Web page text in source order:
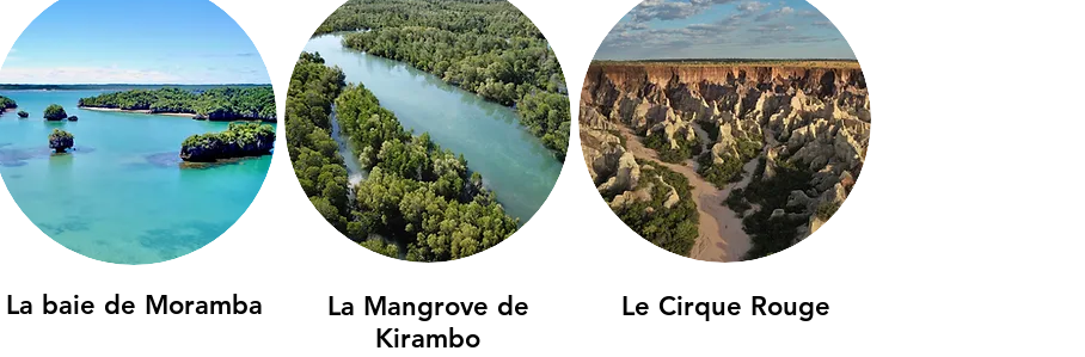
La baie de Moramba
La Mangrove de
Kirambo
Le Cirque Rouge